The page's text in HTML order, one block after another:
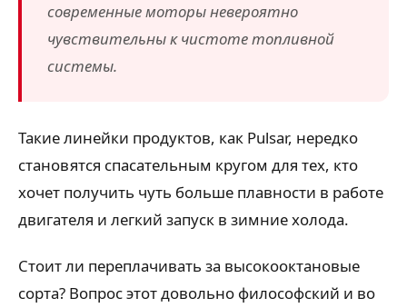
современные моторы невероятно
чувствительны к чистоте топливной
системы.
Такие линейки продуктов, как Pulsar, нередко
становятся спасательным кругом для тех, кто
хочет получить чуть больше плавности в работе
двигателя и легкий запуск в зимние холода.
Стоит ли переплачивать за высокооктановые
сорта? Вопрос этот довольно философский и во